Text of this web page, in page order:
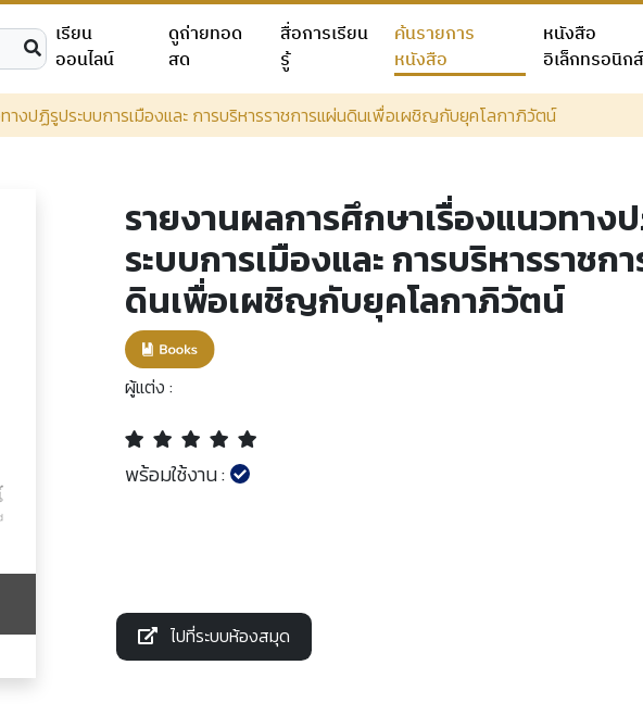
เรียน
ออนไลน์
ดูถ่ายทอด
สด
สื่อการเรียน
รู้
ค้นรายการ
หนังสือ
หนังสือ
อิเล็กทรอนิกส์
างปฏิรูประบบการเมืองและ การบริหารราชการแผ่นดินเพื่อเผชิญกับยุคโลกาภิวัตน์
รายงานผลการศึกษาเรื่องแนวทาง
ระบบการเมืองและ การบริหารราชก
ดินเพื่อเผชิญกับยุคโลกาภิวัตน์
ผู้แต่ง :
พร้อมใช้งาน :
ไปที่ระบบห้องสมุด